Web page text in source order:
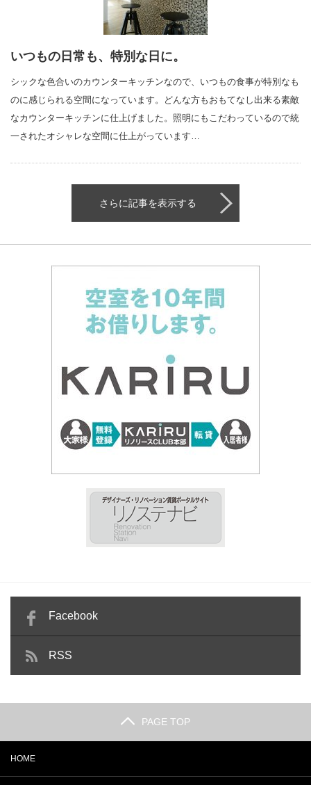
いつもの日常も、特別な日に。
シックな色合いのカウンターキッチンなので、いつもの食事が特別なも
のに感じられる空間になっています。どんな方もおもてなし出来る素敵
なカウンターキッチンに仕上げました。照明にもこだわっているので統
一されたオシャレな空間に仕上がっています…
さらに記事を表示する
Facebook
RSS
PAGE TOP
HOME